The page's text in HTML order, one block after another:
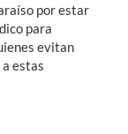
por estar
para
evitan
estas